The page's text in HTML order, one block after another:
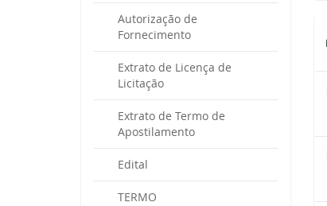
Autorização de
Fornecimento
Extrato de Licença de
Licitação
Extrato de Termo de
Apostilamento
Edital
TERMO